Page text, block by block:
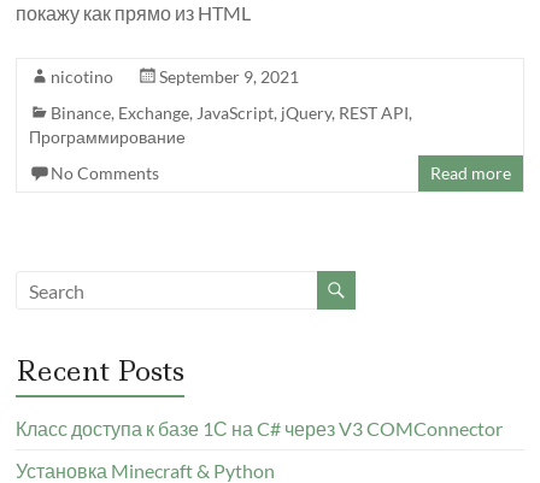
покажу как прямо из HTML
nicotino
September 9, 2021
Binance, Exchange, JavaScript, jQuery, REST API,
Программирование
No Comments
Read more
Recent Posts
Класс доступа к базе 1С на C# через V3 COMConnector
Установка Minecraft & Python